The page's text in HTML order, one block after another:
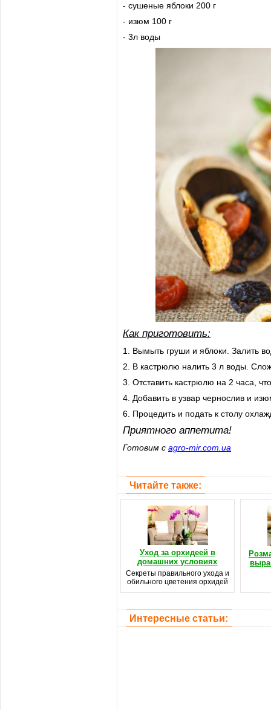
- сушеные яблоки 200 г
- изюм 100 г
- 3л воды
Как приготовить:
1. Вымыть груши и яблоки. Залить
2. В кастрюлю налить 3 л воды.
3. Отставить кастрюлю на 2 часа,
4. Добавить в узвар чернослив и
6. Процедить и подать к столу
Приятного аппетита!
Готовим с agro-mir.com.ua
Читайте также:
Уход за орхидеей в
домашних условиях
Секреты правильного ухода и
обильного цветения орхидей
Интересные статьи: